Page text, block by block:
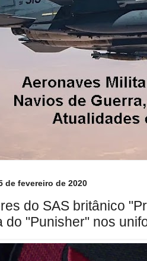
de fevereiro de 2020
do SAS britânico
do "Punisher" nos